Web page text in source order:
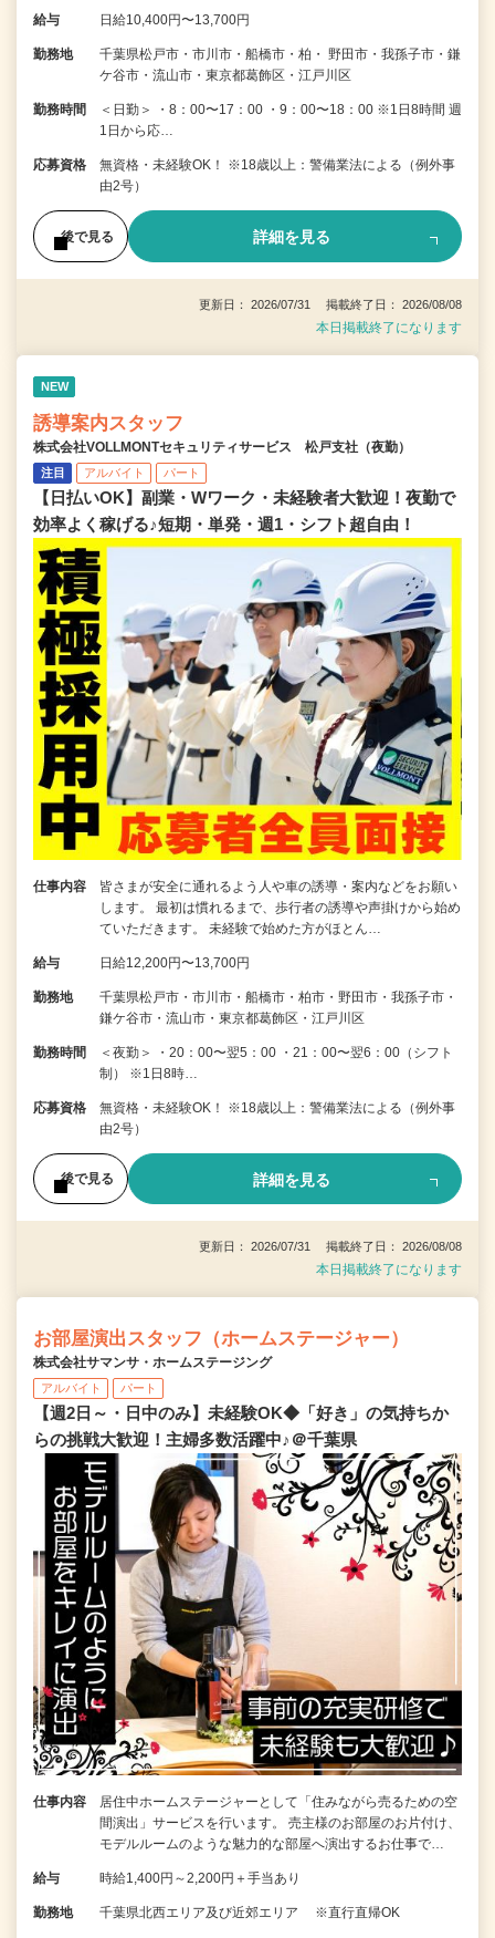
給与 日給10,400円〜13,700円
勤務地
千葉県松戸市・市川市・船橋市・柏・ 野田市・我孫子市・鎌
ケ谷市・流山市・東京都葛飾区・江戸川区
勤務時間
＜日勤＞ ・8：00〜17：00 ・9：00〜18：00 ※1日8時間 週
1日から応…
応募資格
無資格・未経験OK！ ※18歳以上：警備業法による（例外事
由2号）
後で見る 詳細を見る
更新日： 2026/07/31 掲載終了日： 2026/08/08
本日掲載終了になります
NEW
誘導案内スタッフ
株式会社VOLLMONTセキュリティサービス 松戸支社（夜勤）
注目 アルバイト パート
【日払いOK】副業・Wワーク・未経験者大歓迎！夜勤で
効率よく稼げる♪短期・単発・週1・シフト超自由！
仕事内容
皆さまが安全に通れるよう人や車の誘導・案内などをお願い
します。 最初は慣れるまで、歩行者の誘導や声掛けから始め
ていただきます。 未経験で始めた方がほとん…
給与 日給12,200円〜13,700円
勤務地
千葉県松戸市・市川市・船橋市・柏市・野田市・我孫子市・
鎌ケ谷市・流山市・東京都葛飾区・江戸川区
勤務時間
＜夜勤＞ ・20：00〜翌5：00 ・21：00〜翌6：00（シフト
制） ※1日8時…
応募資格
無資格・未経験OK！ ※18歳以上：警備業法による（例外事
由2号）
後で見る 詳細を見る
更新日： 2026/07/31 掲載終了日： 2026/08/08
本日掲載終了になります
お部屋演出スタッフ（ホームステージャー）
株式会社サマンサ・ホームステージング
アルバイト パート
【週2日～・日中のみ】未経験OK◆「好き」の気持ちか
らの挑戦大歓迎！主婦多数活躍中♪＠千葉県
仕事内容
居住中ホームステージャーとして「住みながら売るための空
間演出」サービスを行います。 売主様のお部屋のお片付け、
モデルルームのような魅力的な部屋へ演出するお仕事で…
給与 時給1,400円～2,200円＋手当あり
勤務地 千葉県北西エリア及び近郊エリア ※直行直帰OK